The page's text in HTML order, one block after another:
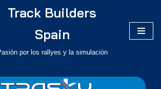
Track Builders
Spain
por los rallyes y la simulación